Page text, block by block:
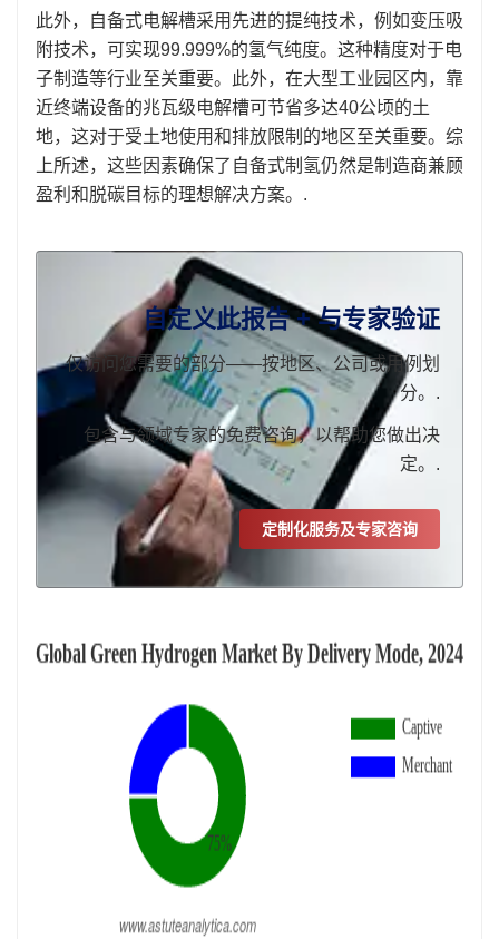
此外，自备式电解槽采用先进的提纯技术，例如变压吸
附技术，可实现99.999%的氢气纯度。这种精度对于电
子制造等行业至关重要。此外，在大型工业园区内，靠
近终端设备的兆瓦级电解槽可节省多达40公顷的土
地，这对于受土地使用和排放限制的地区至关重要。综
上所述，这些因素确保了自备式制氢仍然是制造商兼顾
盈利和脱碳目标的理想解决方案。.
自定义此报告 + 与专家验证
仅访问您需要的部分——按地区、公司或用例划
分。.
包含与领域专家的免费咨询，以帮助您做出决
定。.
定制化服务及专家咨询